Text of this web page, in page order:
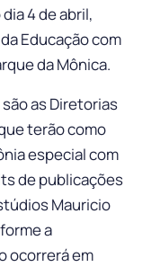
4 de abril,
Educação com
da Mônica.
as Diretorias
terão como
especial com
de publicações
Mauricio
a
ocorrerá em